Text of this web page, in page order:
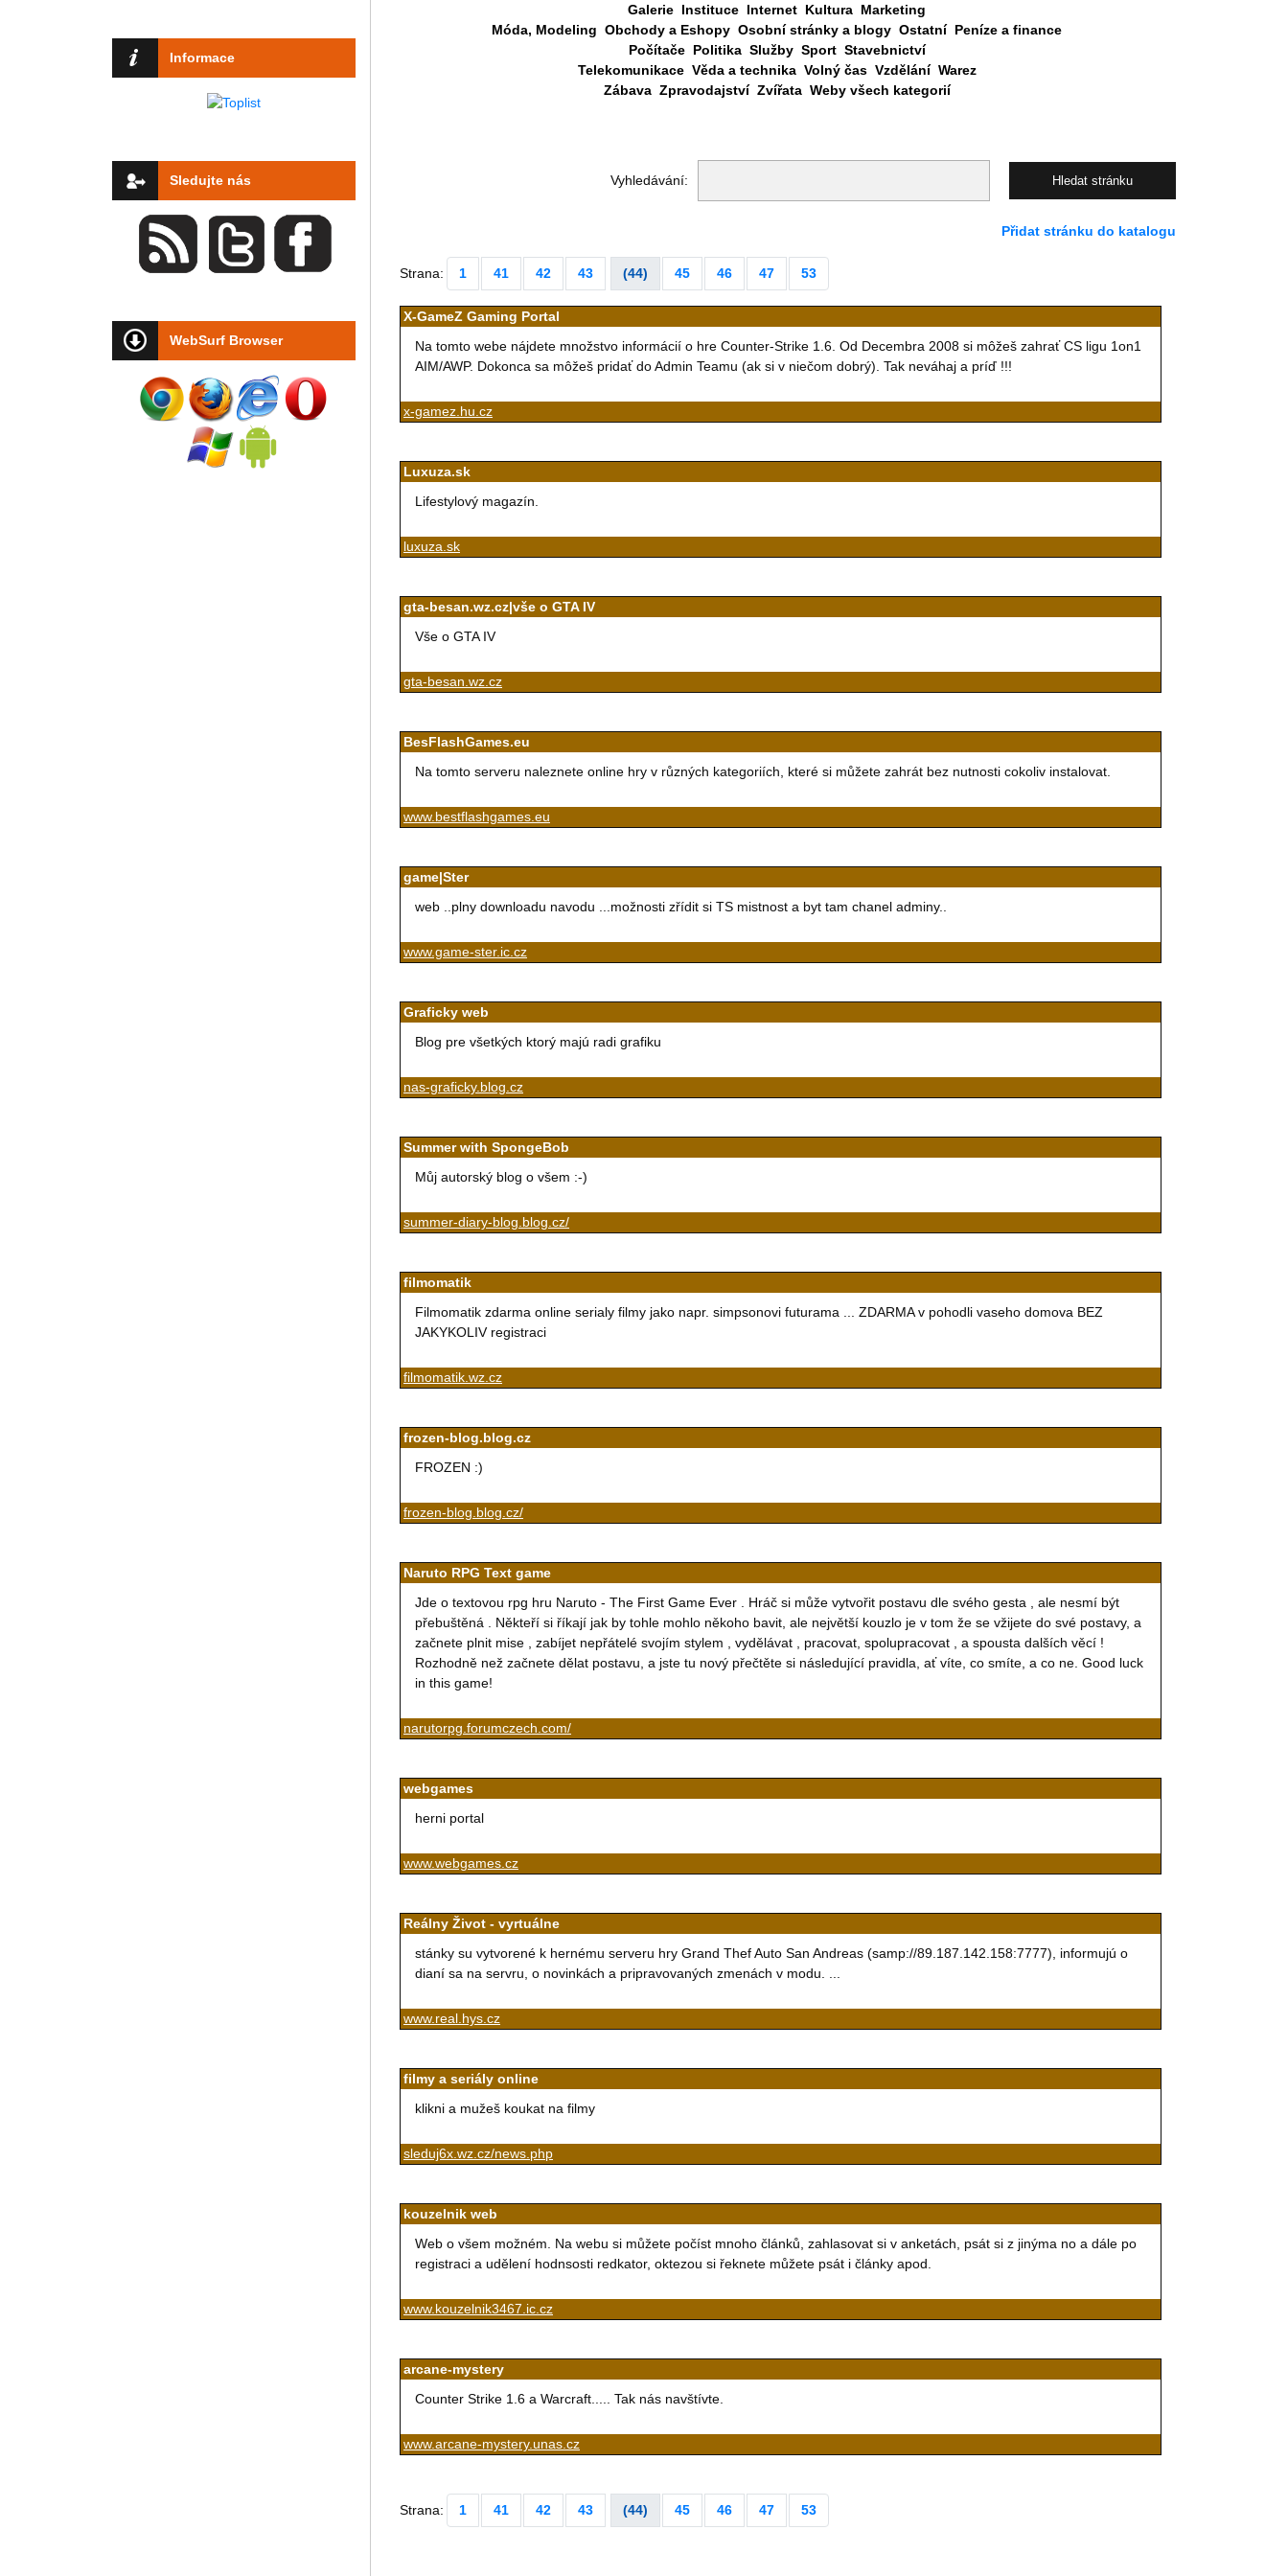
Informace
Sledujte nás
WebSurf Browser
Galerie Instituce Internet Kultura Marketing
Móda, Modeling Obchody a Eshopy Osobní stránky a blogy Ostatní Peníze a finance
Počítače Politika Služby Sport Stavebnictví
Telekomunikace Věda a technika Volný čas Vzdělání Warez
Zábava Zpravodajství Zvířata Weby všech kategorií
Vyhledávání:
Přidat stránku do katalogu
Strana: 1 41 42 43 (44) 45 46 47 53
X-GameZ Gaming Portal
Na tomto webe nájdete množstvo informácií o hre Counter-Strike 1.6. Od Decembra 2008 si môžeš zahrať CS ligu 1on1
AIM/AWP. Dokonca sa môžeš pridať do Admin Teamu (ak si v niečom dobrý). Tak neváhaj a príď !!!
x-gamez.hu.cz
Luxuza.sk
Lifestylový magazín.
luxuza.sk
gta-besan.wz.cz|vše o GTA IV
Vše o GTA IV
gta-besan.wz.cz
BesFlashGames.eu
Na tomto serveru naleznete online hry v různých kategoriích, které si můžete zahrát bez nutnosti cokoliv instalovat.
www.bestflashgames.eu
game|Ster
web ..plny downloadu navodu ...možnosti zřídit si TS mistnost a byt tam chanel adminy..
www.game-ster.ic.cz
Graficky web
Blog pre všetkých ktorý majú radi grafiku
nas-graficky.blog.cz
Summer with SpongeBob
Můj autorský blog o všem :-)
summer-diary-blog.blog.cz/
filmomatik
Filmomatik zdarma online serialy filmy jako napr. simpsonovi futurama ... ZDARMA v pohodli vaseho domova BEZ
JAKYKOLIV registraci
filmomatik.wz.cz
frozen-blog.blog.cz
FROZEN :)
frozen-blog.blog.cz/
Naruto RPG Text game
Jde o textovou rpg hru Naruto - The First Game Ever . Hráč si může vytvořit postavu dle svého gesta , ale nesmí být
přebuštěná . Někteří si říkají jak by tohle mohlo někoho bavit, ale největší kouzlo je v tom že se vžijete do své postavy, a
začnete plnit mise , zabíjet nepřátelé svojím stylem , vydělávat , pracovat, spolupracovat , a spousta dalších věcí !
Rozhodně než začnete dělat postavu, a jste tu nový přečtěte si následující pravidla, ať víte, co smíte, a co ne. Good luck
in this game!
narutorpg.forumczech.com/
webgames
herni portal
www.webgames.cz
Reálny Život - vyrtuálne
stánky su vytvorené k hernému serveru hry Grand Thef Auto San Andreas (samp://89.187.142.158:7777), informujú o
dianí sa na servru, o novinkách a pripravovaných zmenách v modu. ...
www.real.hys.cz
filmy a seriály online
klikni a mužeš koukat na filmy
sleduj6x.wz.cz/news.php
kouzelnik web
Web o všem možném. Na webu si můžete počíst mnoho článků, zahlasovat si v anketách, psát si z jinýma no a dále po
registraci a udělení hodnsosti redkator, oktezou si řeknete můžete psát i články apod.
www.kouzelnik3467.ic.cz
arcane-mystery
Counter Strike 1.6 a Warcraft..... Tak nás navštívte.
www.arcane-mystery.unas.cz
Strana: 1 41 42 43 (44) 45 46 47 53